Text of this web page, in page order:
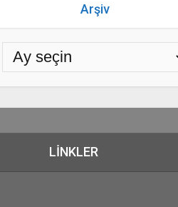
Arşiv
LINKLER